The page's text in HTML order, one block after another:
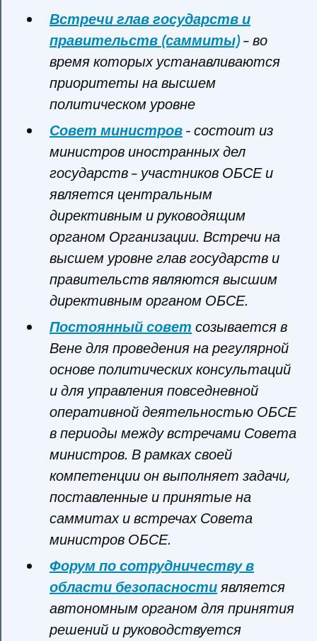
Встречи глав государств и
правительств (саммиты)– во
время которых устанавливаются
приоритеты на высшем
политическом уровне
Совет министров- состоит из
министров иностранных дел
государств – участников ОБСЕ и
является центральным
директивным и руководящим
органом Организации. Встречи на
высшем уровне глав государств и
правительств являются высшим
директивным органом ОБСЕ.
Постоянный совет созывается в
Вене для проведения на регулярной
основе политических консультаций
и для управления повседневной
оперативной деятельностью ОБСЕ
в периоды между встречами Совета
министров. В рамках своей
компетенции он выполняет задачи,
поставленные и принятые на
саммитах и встречах Совета
министров ОБСЕ.
Форум по сотрудничеству в
области безопасностиявляется
автономным органом для принятия
решений и руководствуется